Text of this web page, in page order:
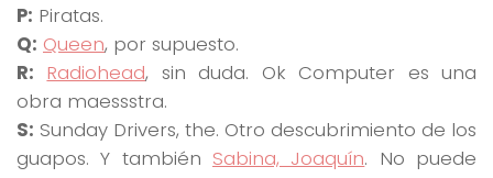
P: Piratas.
Q: Queen, por supuesto.
R: Radiohead, sin duda. Ok Computer es una
obra maessstra.
S: Sunday Drivers, the. Otro descubrimiento de los
guapos. Y también Sabina, Joaquín. No puede